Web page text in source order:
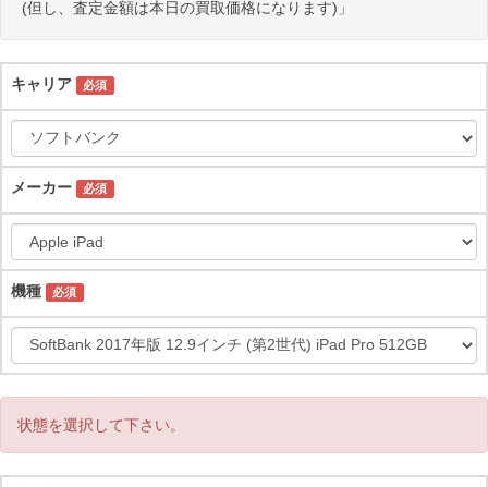
(但し、査定金額は本日の買取価格になります)」
キャリア 必須
メーカー 必須
機種 必須
状態を選択して下さい。